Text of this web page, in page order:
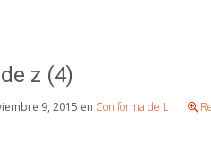
z (4)
9, 2015 en Con forma de L